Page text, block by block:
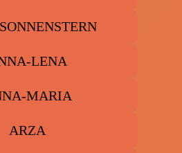
LENA
MARIA
ARZA